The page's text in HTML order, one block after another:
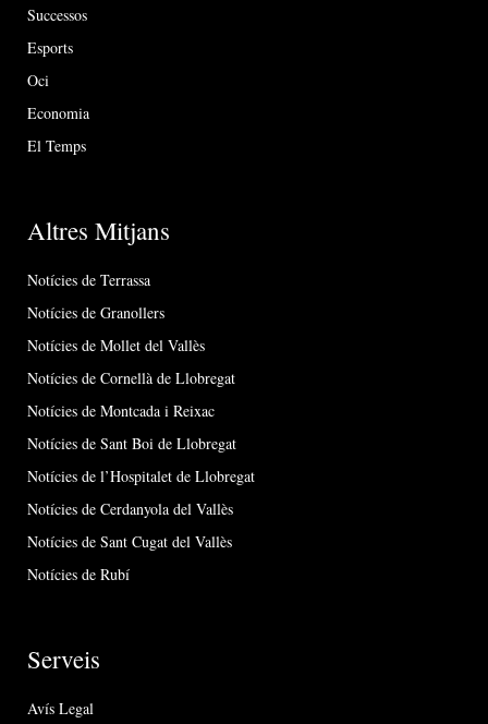
Successos
Esports
Oci
Economia
El Temps
Altres Mitjans
Notícies de Terrassa
Notícies de Granollers
Notícies de Mollet del Vallès
Notícies de Cornellà de Llobregat
Notícies de Montcada i Reixac
Notícies de Sant Boi de Llobregat
Notícies de l’Hospitalet de Llobregat
Notícies de Cerdanyola del Vallès
Notícies de Sant Cugat del Vallès
Notícies de Rubí
Serveis
Avís Legal